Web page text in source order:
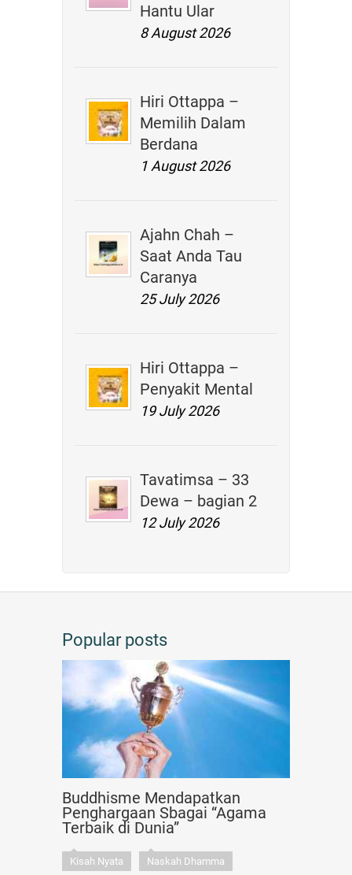
Hantu Ular
8 August 2026
Hiri Ottappa –
Memilih Dalam
Berdana
1 August 2026
Ajahn Chah –
Saat Anda Tau
Caranya
25 July 2026
Hiri Ottappa –
Penyakit Mental
19 July 2026
Tavatimsa – 33
Dewa – bagian 2
12 July 2026
Popular posts
Buddhisme Mendapatkan
Penghargaan Sbagai “Agama
Terbaik di Dunia”
Kisah Nyata
Naskah Dhamma